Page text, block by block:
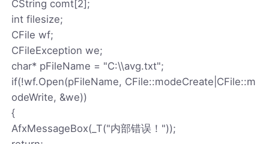
CString comt[2];
int filesize;
CFile wf;
CFileException we;
char* pFileName = "C:\\avg.txt";
if(!wf.Open(pFileName, CFile::modeCreate|CFile::m
odeWrite, &we))
{
AfxMessageBox(_T("内部错误！"));